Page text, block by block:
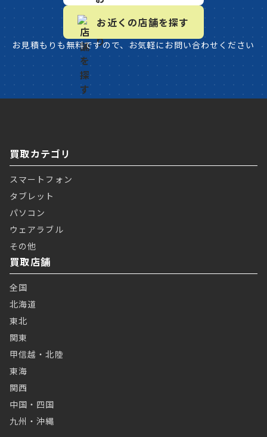
お近くの店舗を探す
お見積もりも無料ですので、お気軽にお問い合わせください
買取カテゴリ
スマートフォン
タブレット
パソコン
ウェアラブル
その他
買取店舗
全国
北海道
東北
関東
甲信越・北陸
東海
関西
中国・四国
九州・沖縄